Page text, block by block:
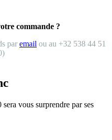
commande ?
par email ou au +32 538 44 51
vous surprendre par ses